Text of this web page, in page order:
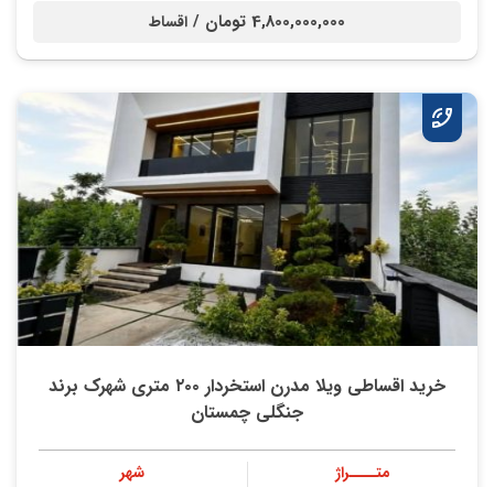
4,800,000,000 تومان / اقساط
خرید اقساطی ویلا مدرن استخردار ۲۰۰ متری شهرک برند
جنگلی چمستان
متــــراژ
شهر